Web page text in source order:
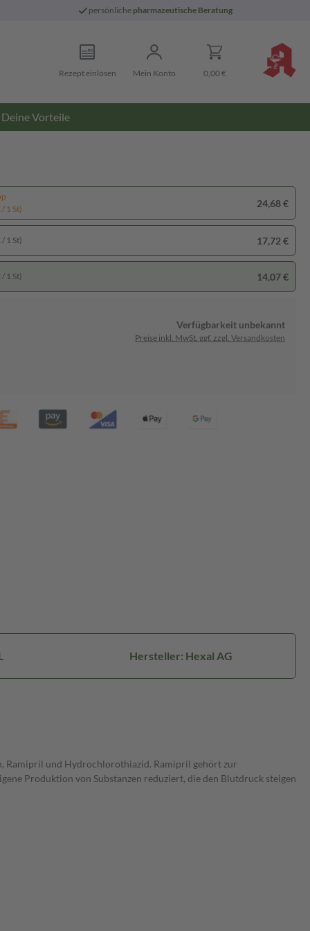
persönliche pharmazeutische Beratung
Rezept einlösen Mein Konto 0,00 €
Deine Vorteile
1 St)
24,68 €
1 St) 17,72 €
1 St) 14,07 €
Verfügbarkeit unbekannt
Preise inkl. MwSt. ggf. zzgl. Versandkosten
Hersteller: Hexal AG
Ramipril und Hydrochlorothiazid. Ramipril gehört zur
Produktion von Substanzen reduziert, die den Blutdruck steigen